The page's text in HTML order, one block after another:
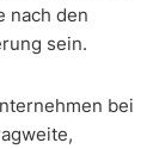
nach den
sein.
bei